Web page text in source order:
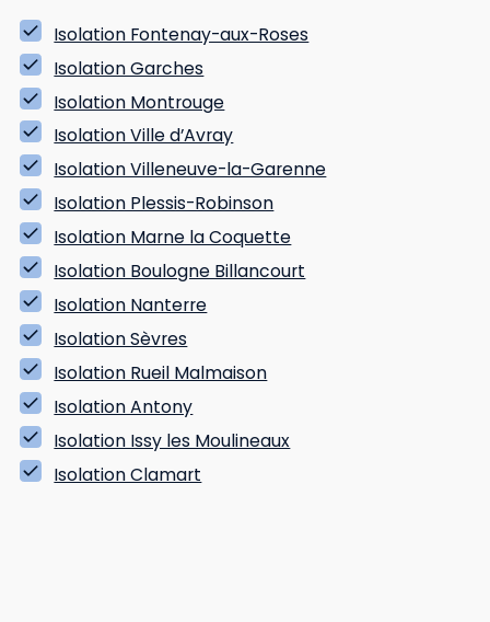
Isolation Fontenay-aux-Roses
Isolation Garches
Isolation Montrouge
Isolation Ville d’Avray
Isolation Villeneuve-la-Garenne
Isolation Plessis-Robinson
Isolation Marne la Coquette
Isolation Boulogne Billancourt
Isolation Nanterre
Isolation Sèvres
Isolation Rueil Malmaison
Isolation Antony
Isolation Issy les Moulineaux
Isolation Clamart